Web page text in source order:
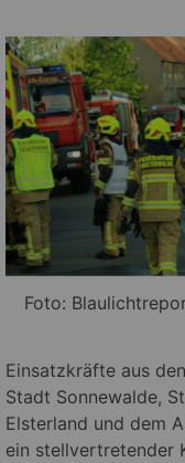
Foto:
Einsatzkräfte aus
Stadt Sonnewalde,
Elsterland und dem
ein stellvertretender